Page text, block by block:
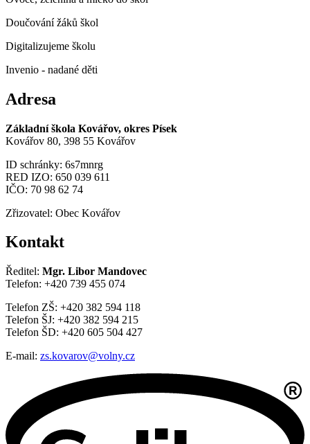
Doučování žáků škol
Digitalizujeme školu
Invenio - nadané děti
Adresa
Základní škola Kovářov, okres Písek
Kovářov 80, 398 55 Kovářov
ID schránky: 6s7mnrg
RED IZO: 650 039 611
IČO: 70 98 62 74
Zřizovatel: Obec Kovářov
Kontakt
Ředitel: Mgr. Libor Mandovec
Telefon: +420 739 455 074
Telefon ZŠ: +420 382 594 118
Telefon ŠJ: +420 382 594 215
Telefon ŠD: +420 605 504 427
E-mail: zs.kovarov@volny.cz